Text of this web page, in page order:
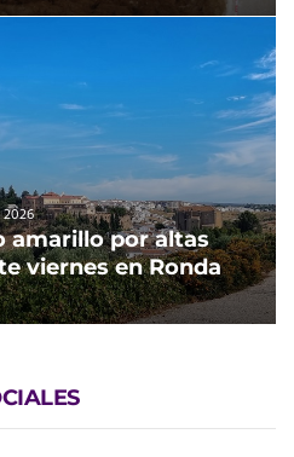
amarillo por altas
viernes en Ronda